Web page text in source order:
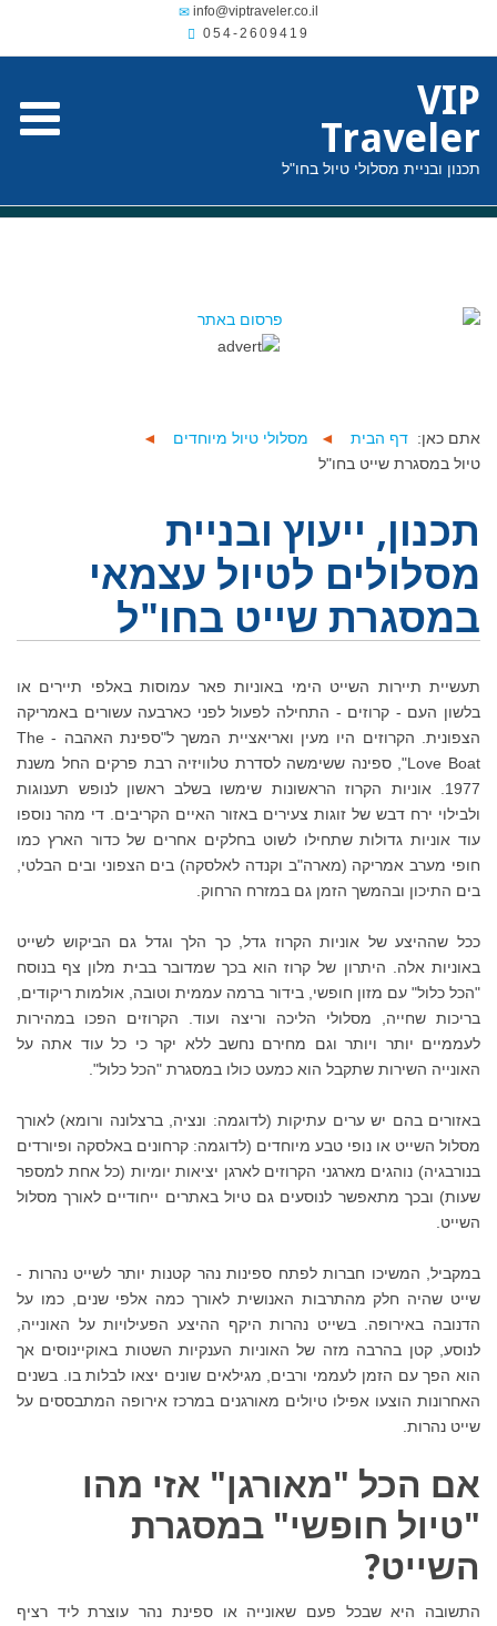
054-2609419
VIP
Traveler
תכנון ובניית מסלולי טיול בחו"ל
אתם כאן: דף הבית ◄ מסלולי טיול מיוחדים
◄
טיול במסגרת שייט בחו"ל
תכנון, ייעוץ ובניית
מסלולים לטיול עצמאי
במסגרת שייט בחו"ל
תעשיית תיירות השייט הימי באוניות פאר עמוסות באלפי תיירים או
בלשון העם - קרוזים - התחילה לפעול לפני כארבעה עשורים באמריקה
הצפונית. הקרוזים היו מעין ואריאציית המשך ל"ספינת האהבה - The
Love Boat", ספינה ששימשה לסדרת טלוויזיה רבת פרקים החל משנת
1977. אוניות הקרוז הראשונות שימשו בשלב ראשון לנופש תענוגות
ולבילוי ירח דבש של זוגות צעירים באזור האיים הקריבים. די מהר נוספו
עוד אוניות גדולות שתחילו לשוט בחלקים אחרים של כדור הארץ כמו
חופי מערב אמריקה (מארה"ב וקנדה לאלסקה) בים הצפוני ובים הבלטי,
בים התיכון ובהמשך הזמן גם במזרח הרחוק.
ככל שההיצע של אוניות הקרוז גדל, כך הלך וגדל גם הביקוש לשייט
באוניות אלה. היתרון של קרוז הוא בכך שמדובר בבית מלון צף בנוסח
"הכל כלול" עם מזון חופשי, בידור ברמה עממית וטובה, אולמות ריקודים,
בריכות שחייה, מסלולי הליכה וריצה ועוד. הקרוזים הפכו במהירות
לעממיים יותר ויותר וגם מחירם נחשב ללא יקר כי כל עוד אתה על
האונייה השירות שתקבל הוא כמעט כולו במסגרת "הכל כלול".
באזורים בהם יש ערים עתיקות (לדוגמה: ונציה, ברצלונה ורומא) לאורך
מסלול השייט או נופי טבע מיוחדים (לדוגמה: קרחונים באלסקה ופיורדים
בנורבגיה) נוהגים מארגני הקרוזים לארגן יציאות יומיות (כל אחת למספר
שעות) ובכך מתאפשר לנוסעים גם טיול באתרים ייחודיים לאורך מסלול
השייט.
במקביל, המשיכו חברות לפתח ספינות נהר קטנות יותר לשייט נהרות -
שייט שהיה חלק מהתרבות האנושית לאורך כמה אלפי שנים, כמו על
הדנובה באירופה. בשייט נהרות היקף ההיצע הפעילויות על האונייה,
לנוסע, קטן בהרבה מזה של האוניות הענקיות השטות באוקיינוסים אך
הוא הפך עם הזמן לעממי ורבים, מגילאים שונים יצאו לבלות בו. בשנים
האחרונות הוצעו אפילו טיולים מאורגנים במרכז אירופה המתבססים על
שייט נהרות.
אם הכל "מאורגן" אזי מהו
"טיול חופשי" במסגרת
השייט?
התשובה היא שבכל פעם שאונייה או ספינת נהר עוצרת ליד רציף